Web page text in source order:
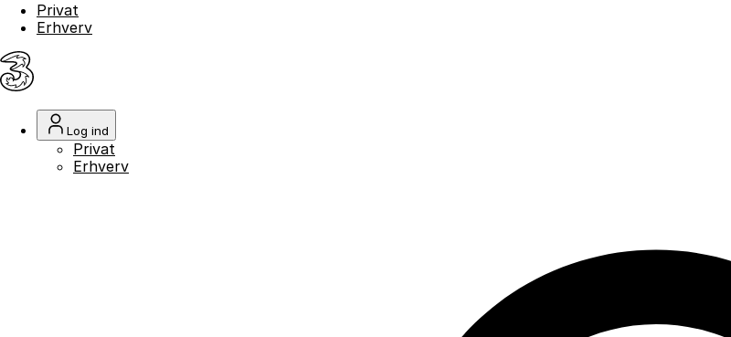
Privat
Erhverv
Log ind
Privat
Erhverv